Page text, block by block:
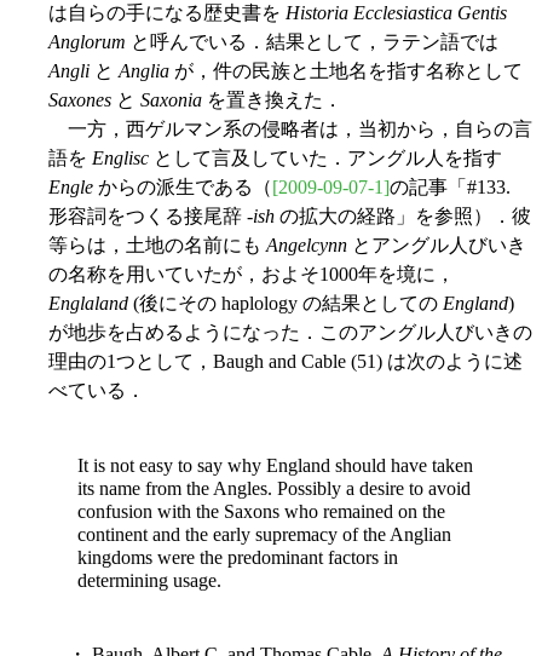
は自らの手になる歴史書を Historia Ecclesiastica Gentis
Anglorum と呼んでいる．結果として，ラテン語では
Angli と Anglia が，件の民族と土地名を指す名称として
Saxones と Saxonia を置き換えた．
一方，西ゲルマン系の侵略者は，当初から，自らの言
語を Englisc として言及していた．アングル人を指す
Engle からの派生である（[2009-09-07-1]の記事「#133.
形容詞をつくる接尾辞 -ish の拡大の経路」を参照）．彼
等らは，土地の名前にも Angelcynn とアングル人びいき
の名称を用いていたが，およそ1000年を境に，
Englaland (後にその haplology の結果としての England)
が地歩を占めるようになった．このアングル人びいきの
理由の1つとして，Baugh and Cable (51) は次のように述
べている．
It is not easy to say why England should have taken
its name from the Angles. Possibly a desire to avoid
confusion with the Saxons who remained on the
continent and the early supremacy of the Anglian
kingdoms were the predominant factors in
determining usage.